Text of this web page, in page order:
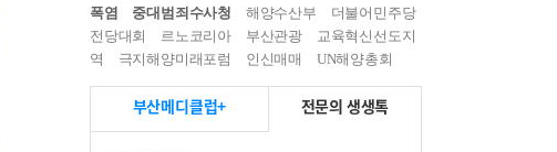
폭염 중대범죄수사청 해양수산부
더불어민주당
전당대회
르노코리아 부산관광
교육혁신선도지
역
극지해양미래포럼 인신매매 UN해양총회
부산메디클럽+ 전문의 생생톡